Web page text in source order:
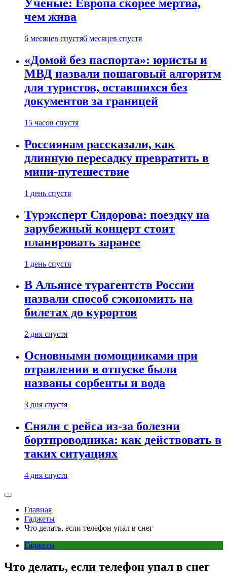
Ученые: Европа скорее мертва,
чем жива
6 месяцев спустя6 месяцев спустя
«Домой без паспорта»: юристы и
МВД назвали пошаговый алгоритм
для туристов, оставшихся без
документов за границей
15 часов спустя
Россиянам рассказали, как
длинную пересадку превратить в
мини-путешествие
1 день спустя
Турэксперт Сидорова: поездку на
зарубежный концерт стоит
планировать заранее
1 день спустя
В Альянсе турагентств России
назвали способ сэкономить на
билетах до курортов
2 дня спустя
Основными помощниками при
отравлении в отпуске были
названы сорбенты и вода
3 дня спустя
Сняли с рейса из-за болезни
бортпроводника: как действовать в
таких ситуациях
4 дня спустя
Главная
Гаджеты
Что делать, если телефон упал в снег
Гаджеты
Что делать, если телефон упал в снег